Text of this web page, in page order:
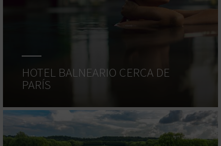
HOTEL BALNEARIO CERCA DE
PARÍS